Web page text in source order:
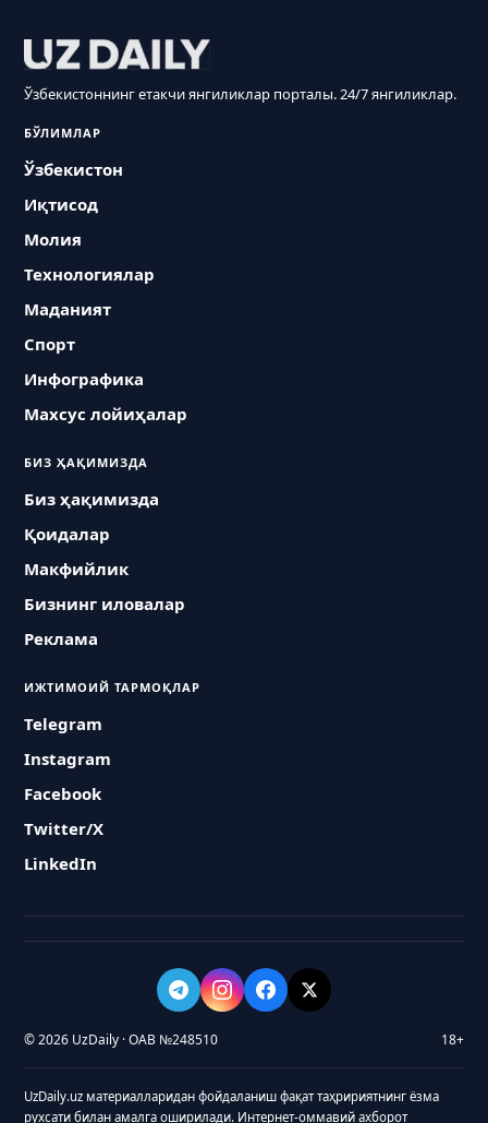
Ўзбекистоннинг етакчи янгиликлар порталы. 24/7 янгиликлар.
БЎЛИМЛАР
Ўзбекистон
Иқтисод
Молия
Технологиялар
Маданият
Спорт
Инфографика
Махсус лойиҳалар
БИЗ ҲАҚИМИЗДА
Биз ҳақимизда
Қоидалар
Макфийлик
Бизнинг иловалар
Реклама
ИЖТИМОИЙ ТАРМОҚЛАР
Telegram
Instagram
Facebook
Twitter/X
LinkedIn
© 2026 UzDaily · ОАВ №248510 18+
UzDaily.uz материалларидан фойдаланиш фақат таҳририятнинг ёзма
рухсати билан амалга оширилади. Интернет-оммавий ахборот